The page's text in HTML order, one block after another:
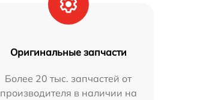
Оригинальные запчасти
Более 20 тыс. запчастей от
производителя в наличии на